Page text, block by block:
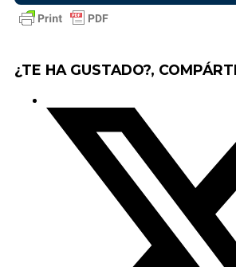
¿TE HA GUSTADO?,